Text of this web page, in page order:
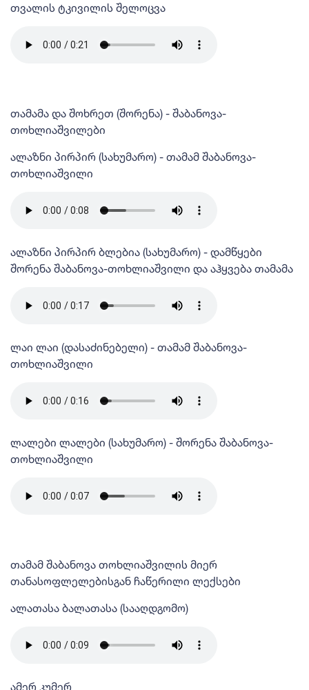
თვალის ტკივილის შელოცვა
თამამა და შოხრეთ (შორენა) - შაბანოვა-
თოხლიაშვილები
ალაზნი პირპირ (სახუმარო) - თამამ შაბანოვა-
თოხლიაშვილი
ალაზნი პირპირ ბლებია (სახუმარო) - დამწყები
შორენა შაბანოვა-თოხლიაშვილი და აჰყვება თამამა
ლაი ლაი (დასაძინებელი) - თამამ შაბანოვა-
თოხლიაშვილი
ლალები ლალები (სახუმარო) - შორენა შაბანოვა-
თოხლიაშვილი
თამამ შაბანოვა თოხლიაშვილის მიერ
თანასოფლელებისგან ჩაწერილი ლექსები
ალათასა ბალათასა (სააღდგომო)
ამერ კუმერ